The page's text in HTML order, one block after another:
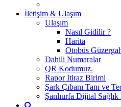
İletişim & Ulaşım
Ulaşım
Nasıl Gidilir ?
Harita
Otobüs
Dahili Numaralar
QR Kodumuz.
Rapor İtiraz Birimi
Şark Çıbanı Tanı ve
Şanlıurfa Dijital Sağlık